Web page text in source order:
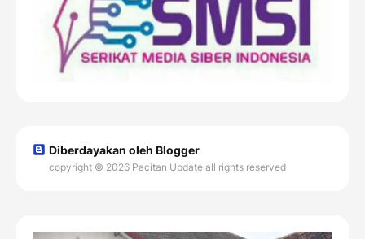
Diberdayakan oleh Blogger
copyright © 2026 Pacitan Update all rights reserved